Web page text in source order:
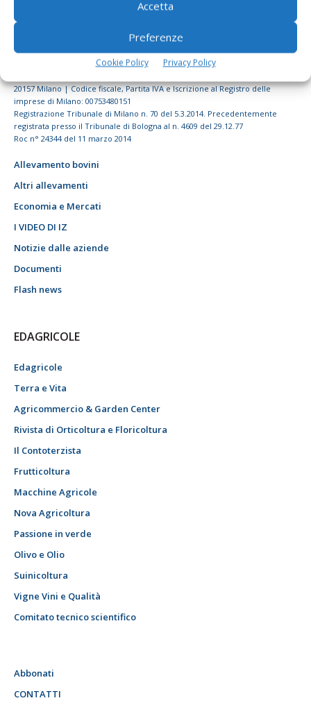
Accetta
Preferenze
Cookie Policy Privacy Policy
20157 Milano | Codice fiscale, Partita IVA e Iscrizione al Registro delle
imprese di Milano: 00753480151
Registrazione Tribunale di Milano n. 70 del 5.3.2014. Precedentemente
registrata presso il Tribunale di Bologna al n. 4609 del 29.12.77
Roc n° 24344 del 11 marzo 2014
Allevamento bovini
Altri allevamenti
Economia e Mercati
I VIDEO DI IZ
Notizie dalle aziende
Documenti
Flash news
EDAGRICOLE
Edagricole
Terra e Vita
Agricommercio & Garden Center
Rivista di Orticoltura e Floricoltura
Il Contoterzista
Frutticoltura
Macchine Agricole
Nova Agricoltura
Passione in verde
Olivo e Olio
Suinicoltura
Vigne Vini e Qualità
Comitato tecnico scientifico
Abbonati
CONTATTI